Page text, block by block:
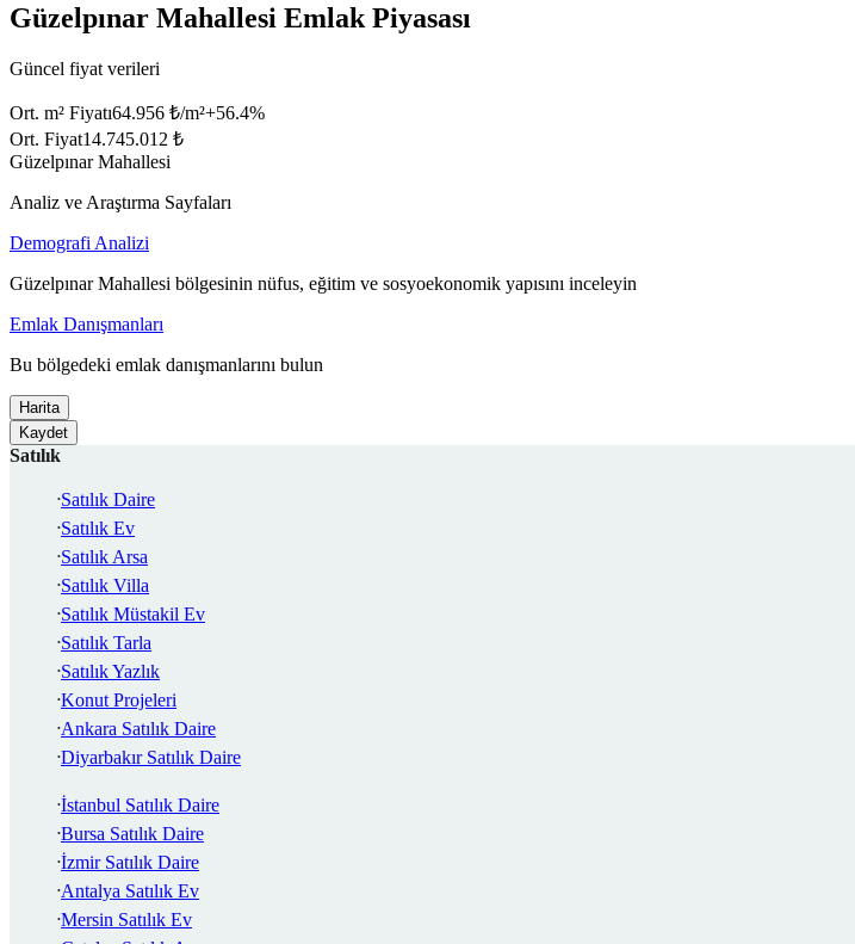
Güzelpınar Mahallesi Emlak Piyasası
Güncel fiyat verileri
Ort. m² Fiyatı64.956 ₺/m²+56.4%
Ort. Fiyat14.745.012 ₺
Güzelpınar Mahallesi
Analiz ve Araştırma Sayfaları
Demografi Analizi
Güzelpınar Mahallesi bölgesinin nüfus, eğitim ve sosyoekonomik yapısını inceleyin
Emlak Danışmanları
Bu bölgedeki emlak danışmanlarını bulun
Harita
Kaydet
Satılık
Satılık Daire
Satılık Ev
Satılık Arsa
Satılık Villa
Satılık Müstakil Ev
Satılık Tarla
Satılık Yazlık
Konut Projeleri
Ankara Satılık Daire
Diyarbakır Satılık Daire
İstanbul Satılık Daire
Bursa Satılık Daire
İzmir Satılık Daire
Antalya Satılık Ev
Mersin Satılık Ev